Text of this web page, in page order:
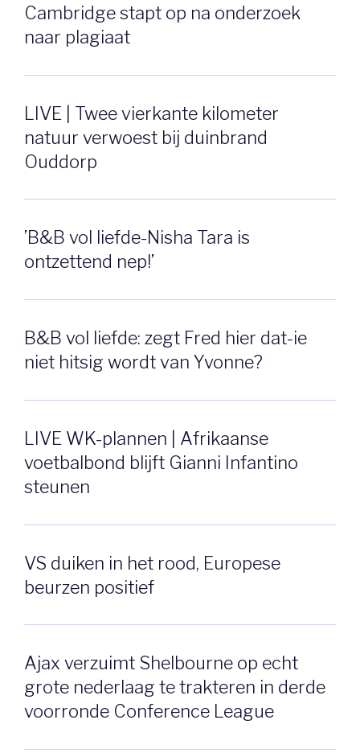
Cambridge stapt op na onderzoek
naar plagiaat
LIVE | Twee vierkante kilometer
natuur verwoest bij duinbrand
Ouddorp
’B&B vol liefde-Nisha Tara is
ontzettend nep!’
B&B vol liefde: zegt Fred hier dat-ie
niet hitsig wordt van Yvonne?
LIVE WK-plannen | Afrikaanse
voetbalbond blijft Gianni Infantino
steunen
VS duiken in het rood, Europese
beurzen positief
Ajax verzuimt Shelbourne op echt
grote nederlaag te trakteren in derde
voorronde Conference League